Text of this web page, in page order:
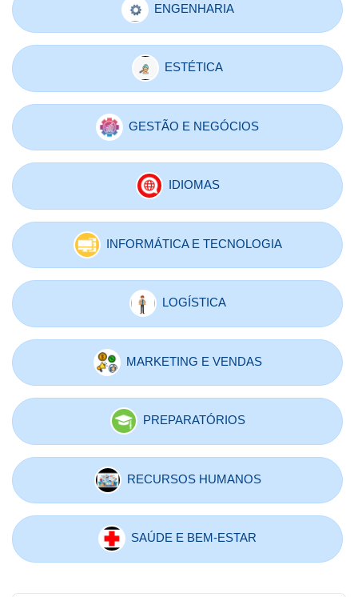
ENGENHARIA
ESTÉTICA
GESTÃO E NEGÓCIOS
IDIOMAS
INFORMÁTICA E TECNOLOGIA
LOGÍSTICA
MARKETING E VENDAS
PREPARATÓRIOS
RECURSOS HUMANOS
SAÚDE E BEM-ESTAR